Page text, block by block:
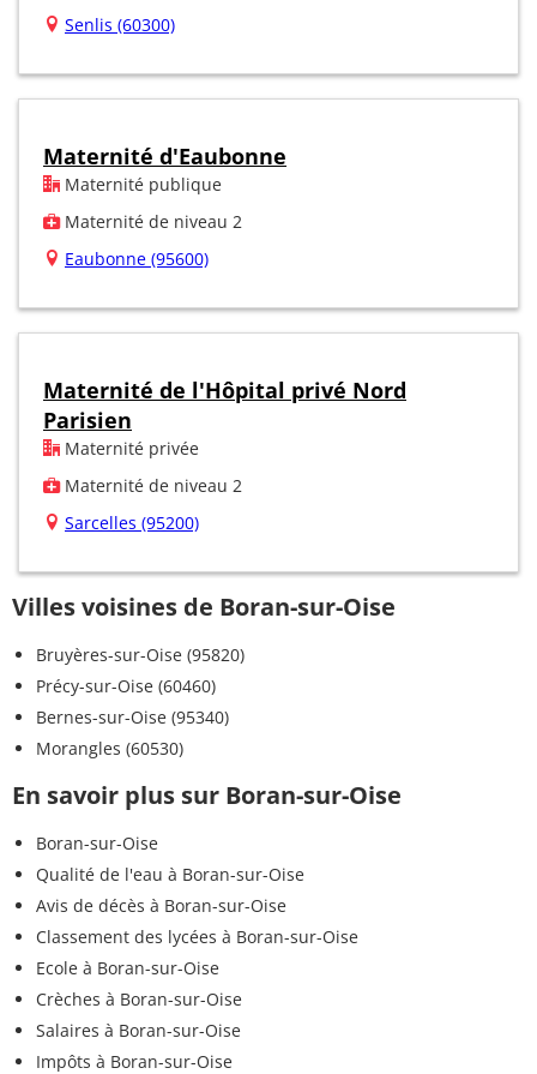
Senlis (60300)
Maternité d'Eaubonne
Maternité publique
Maternité de niveau 2
Eaubonne (95600)
Maternité de l'Hôpital privé Nord
Parisien
Maternité privée
Maternité de niveau 2
Sarcelles (95200)
Villes voisines de Boran-sur-Oise
Bruyères-sur-Oise (95820)
Précy-sur-Oise (60460)
Bernes-sur-Oise (95340)
Morangles (60530)
En savoir plus sur Boran-sur-Oise
Boran-sur-Oise
Qualité de l'eau à Boran-sur-Oise
Avis de décès à Boran-sur-Oise
Classement des lycées à Boran-sur-Oise
Ecole à Boran-sur-Oise
Crèches à Boran-sur-Oise
Salaires à Boran-sur-Oise
Impôts à Boran-sur-Oise